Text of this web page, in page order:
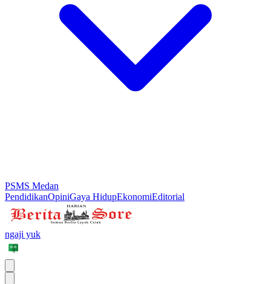
PSMS Medan
PendidikanOpiniGaya HidupEkonomiEditorial
ngaji yuk